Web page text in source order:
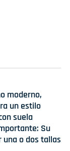
moderno,
un estilo
suela
Su
una o dos tallas